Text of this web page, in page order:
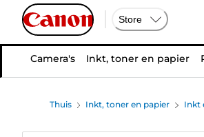
Store
Camera's Inkt, toner en papier
Thuis Inkt, toner en papier Inkt